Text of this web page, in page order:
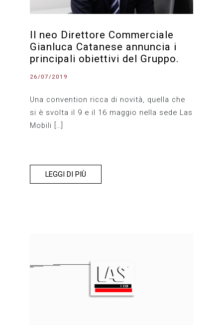
Il neo Direttore Commerciale
Gianluca Catanese annuncia i
principali obiettivi del Gruppo.
26/07/2019
Una convention ricca di novità, quella che
si è svolta il 9 e il 16 maggio nella sede Las
Mobili […]
LEGGI DI PIÙ